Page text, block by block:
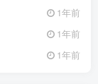
1年前
1年前
1年前